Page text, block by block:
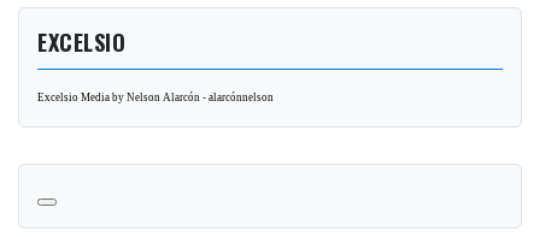
EXCELSIO
Excelsio Media by Nelson Alarcón - alarcónnelson